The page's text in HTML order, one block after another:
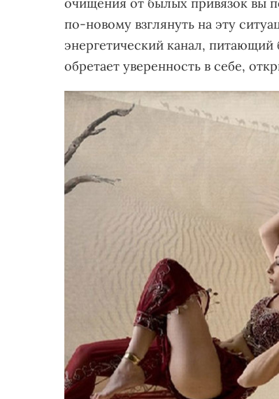
очищения от былых привязок вы
по-новому взглянуть на эту
энергетический канал,
обретает уверенность в себе,